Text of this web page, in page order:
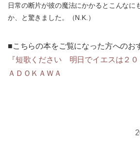
日常の断片が彼の魔法にかかるとこんなに
か、と驚きました。（N.K.）
■こちらの本をご覧になった方へのお
『短歌ください 明日でイエスは２０
ＡＤＯＫＡＷＡ